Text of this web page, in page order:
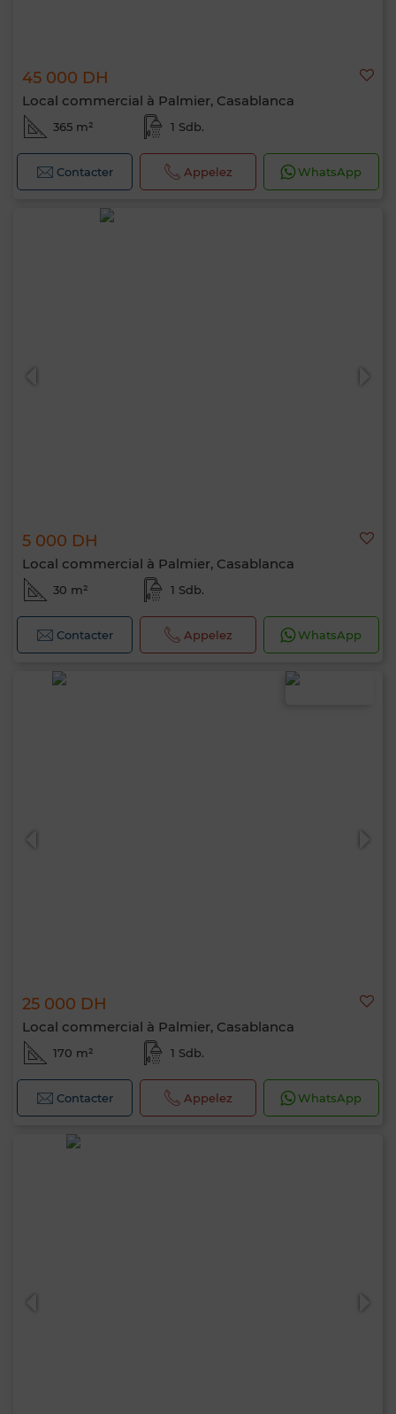
45 000 DH
Local commercial à Palmier, Casablanca
365 m² 1 Sdb.
Contacter Appelez WhatsApp
5 000 DH
Local commercial à Palmier, Casablanca
30 m² 1 Sdb.
Contacter Appelez WhatsApp
25 000 DH
Local commercial à Palmier, Casablanca
170 m² 1 Sdb.
Contacter Appelez WhatsApp